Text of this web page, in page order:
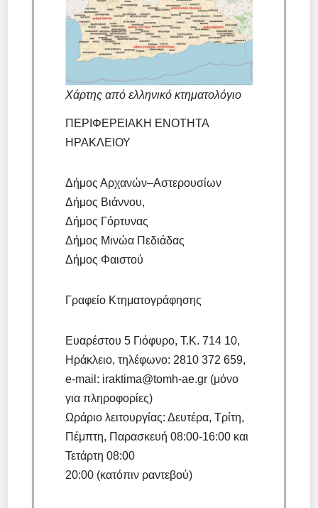
Χάρτης από ελληνικό κτηματολόγιο
ΠΕΡΙΦΕΡΕΙΑΚΗ ΕΝΟΤΗΤΑ
ΗΡΑΚΛΕΙΟΥ
Δήμος Αρχανών–Αστερουσίων
Δήμος Βιάννου,
Δήμος Γόρτυνας
Δήμος Μινώα Πεδιάδας
Δήμος Φαιστού
Γραφείο Κτηματογράφησης
Ευαρέστου 5 Γιόφυρο, Τ.Κ. 714 10,
Ηράκλειο, τηλέφωνο: 2810 372 659,
e-mail: iraktima@tomh-ae.gr (μόνο
για πληροφορίες)
Ωράριο λειτουργίας: Δευτέρα, Τρίτη,
Πέμπτη, Παρασκευή 08:00-16:00 και
Τετάρτη 08:00
20:00 (κατόπιν ραντεβού)